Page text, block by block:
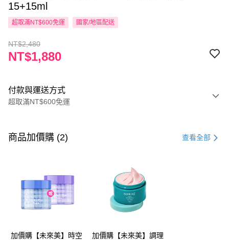
15+15ml
超取滿NT$600免運 國家/地區配送
NT$2,480
NT$1,880
付款與運送方式
超取滿NT$600免運
信用卡一次付款
Apple Pay
街口支付
悠遊付
商品加價購 (2) 查看全部
加價購【未來美】時空
加價購【未來美】調理